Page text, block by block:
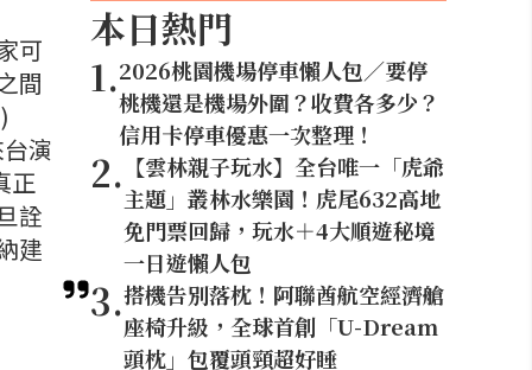
可
間
演
正
詮
建
本日熱門
1.2026桃園機場停車懶人包／要停
桃機還是機場外圍？收費各多少？
信用卡停車優惠一次整理！
2. 【雲林親子玩水】全台唯一「虎爺
主題」叢林水樂園！虎尾632高地
免門票回歸，玩水＋4大順遊秘境
一日遊懶人包
3.搭機告別落枕！阿聯酋航空經濟艙
座椅升級，全球首創「U-Dream
頭枕」包覆頭頸超好睡